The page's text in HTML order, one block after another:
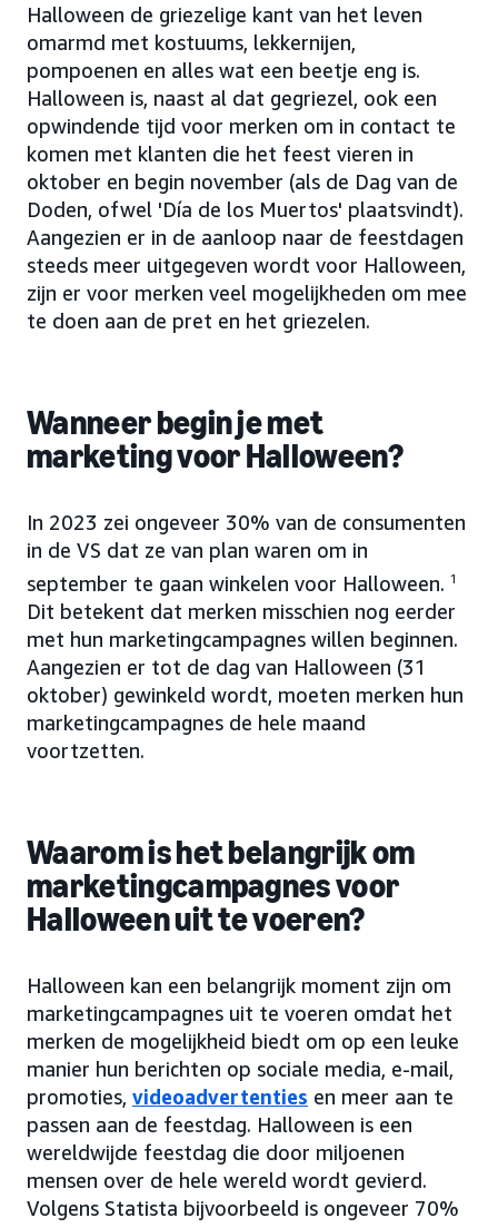
Halloween de griezelige kant van het leven
omarmd met kostuums, lekkernijen,
pompoenen en alles wat een beetje eng is.
Halloween is, naast al dat gegriezel, ook een
opwindende tijd voor merken om in contact te
komen met klanten die het feest vieren in
oktober en begin november (als de Dag van de
Doden, ofwel 'Día de los Muertos' plaatsvindt).
Aangezien er in de aanloop naar de feestdagen
steeds meer uitgegeven wordt voor Halloween,
zijn er voor merken veel mogelijkheden om mee
te doen aan de pret en het griezelen.
Wanneer begin je met
marketing voor Halloween?
In 2023 zei ongeveer 30% van de consumenten
in de VS dat ze van plan waren om in
september te gaan winkelen voor Halloween. 1
Dit betekent dat merken misschien nog eerder
met hun marketingcampagnes willen beginnen.
Aangezien er tot de dag van Halloween (31
oktober) gewinkeld wordt, moeten merken hun
marketingcampagnes de hele maand
voortzetten.
Waarom is het belangrijk om
marketingcampagnes voor
Halloween uit te voeren?
Halloween kan een belangrijk moment zijn om
marketingcampagnes uit te voeren omdat het
merken de mogelijkheid biedt om op een leuke
manier hun berichten op sociale media, e-mail,
promoties, videoadvertenties en meer aan te
passen aan de feestdag. Halloween is een
wereldwijde feestdag die door miljoenen
mensen over de hele wereld wordt gevierd.
Volgens Statista bijvoorbeeld is ongeveer 70%